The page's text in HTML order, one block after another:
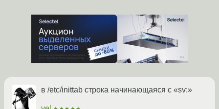
в /etc/inittab строка начинающаяся с «sv:»